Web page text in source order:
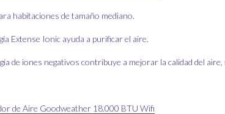
habitaciones de tamaño mediano.
Extense Ionic ayuda a purificar el aire.
de iones negativos contribuye a mejorar la calidad del
de Aire Goodweather 18.000 BTU Wifi